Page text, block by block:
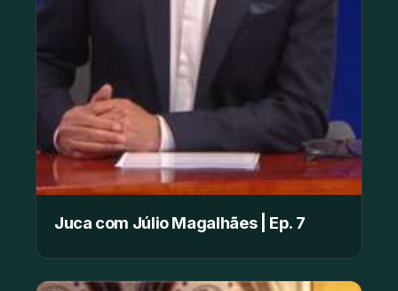
Juca com Júlio Magalhães | Ep. 7